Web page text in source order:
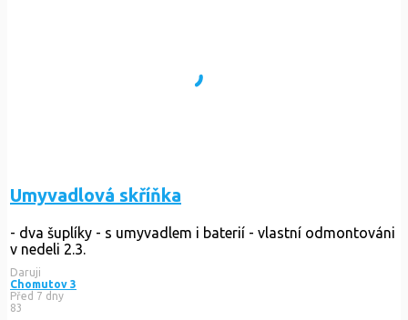
Umyvadlová skříňka
- dva šuplíky - s umyvadlem i baterií - vlastní odmontováni
v nedeli 2.3.
Daruji
Chomutov 3
Před 7 dny
83